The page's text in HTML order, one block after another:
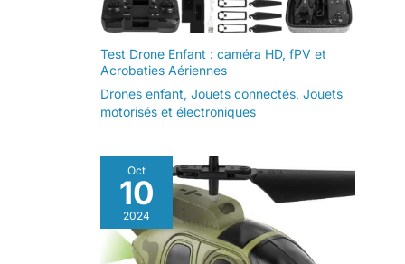
Test Drone Enfant : caméra HD, fPV et
Acrobaties Aériennes
Drones enfant, Jouets connectés, Jouets
motorisés et électroniques
Oct
10
2024